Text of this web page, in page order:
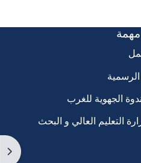
الرسمية
الجهوية للغرب
التعليم العالي و البحث